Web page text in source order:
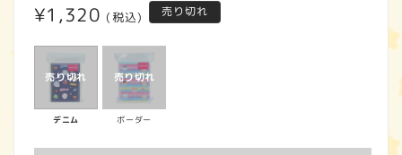
通
常
価
格
¥1,320 (税込) 売り切れ
デニム ボーダー